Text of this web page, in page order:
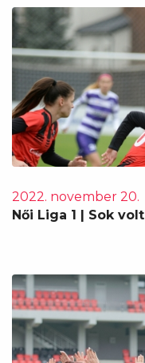
2022. november 20.
Női Liga 1 | Sok